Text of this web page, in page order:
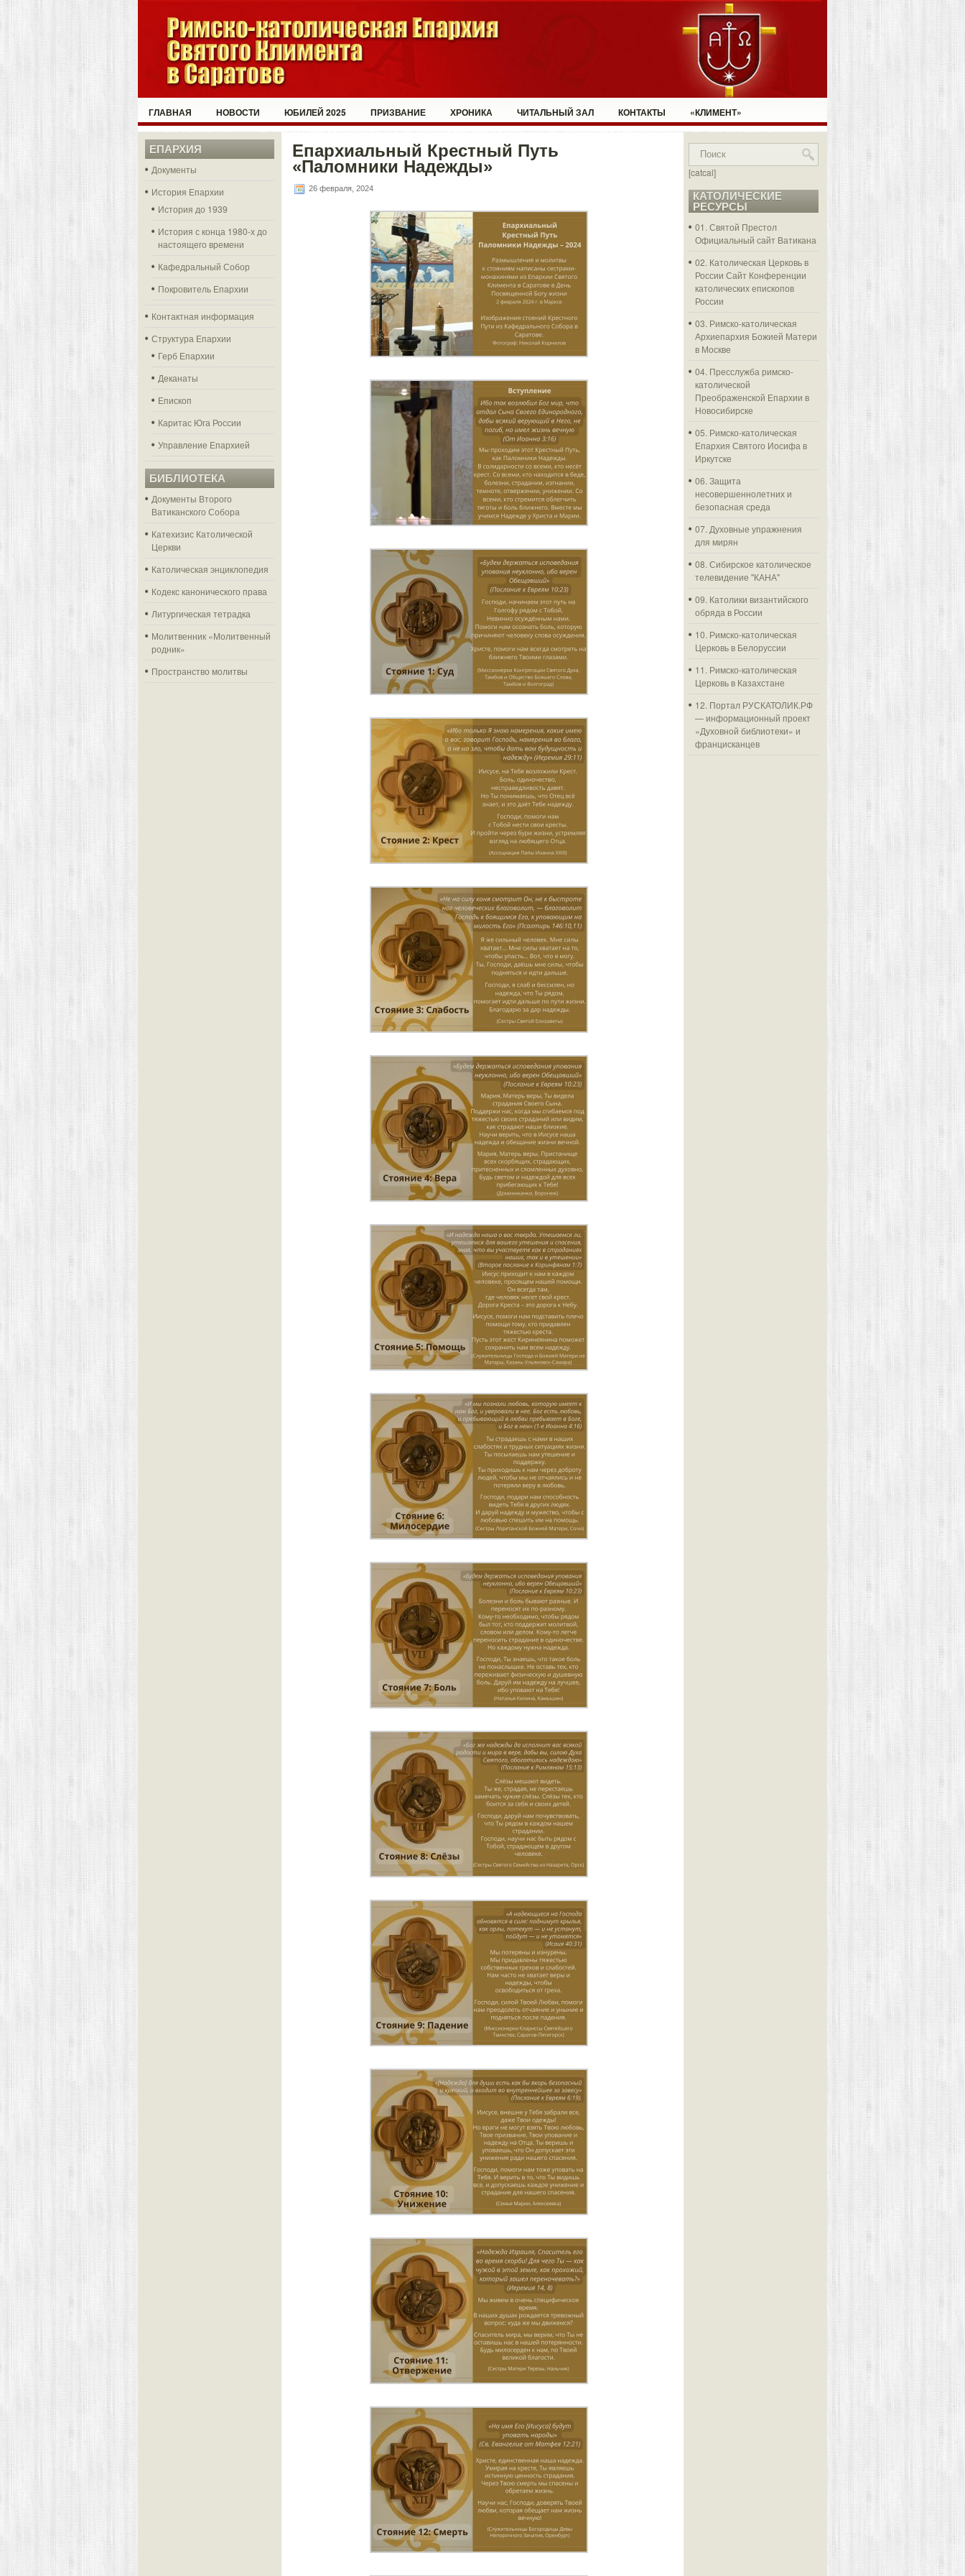
ГЛАВНАЯ НОВОСТИ ЮБИЛЕЙ 2025 ПРИЗВАНИЕ ХРОНИКА ЧИТАЛЬНЫЙ ЗАЛ КОНТАКТЫ «КЛИМЕНТ»
ЕПАРХИЯ
Документы
История Епархии
История до 1939
История с конца 1980-х до
настоящего времени
Кафедральный Собор
Покровитель Епархии
Контактная информация
Структура Епархии
Герб Епархии
Деканаты
Епископ
Каритас Юга России
Управление Епархией
БИБЛИОТЕКА
Документы Второго
Ватиканского Собора
Катехизис Католической
Церкви
Католическая энциклопедия
Кодекс канонического права
Литургическая тетрадка
Молитвенник «Молитвенный
родник»
Пространство молитвы
Епархиальный Крестный Путь
«Паломники Надежды»
26 февраля, 2024
[catcal]
КАТОЛИЧЕСКИЕ
РЕСУРСЫ
01. Святой Престол
Официальный сайт Ватикана
02. Католическая Церковь в
России Сайт Конференции
католических епископов
России
03. Римско-католическая
Архиепархия Божией Матери
в Москве
04. Пресслужба римско-
католической
Преображенской Епархии в
Новосибирске
05. Римско-католическая
Епархия Святого Иосифа в
Иркутске
06. Защита
несовершеннолетних и
безопасная среда
07. Духовные упражнения
для мирян
08. Сибирское католическое
телевидение "КАНА"
09. Католики византийского
обряда в России
10. Римско-католическая
Церковь в Белоруссии
11. Римско-католическая
Церковь в Казахстане
12. Портал РУСКАТОЛИК.РФ
— информационный проект
«Духовной библиотеки» и
францисканцев